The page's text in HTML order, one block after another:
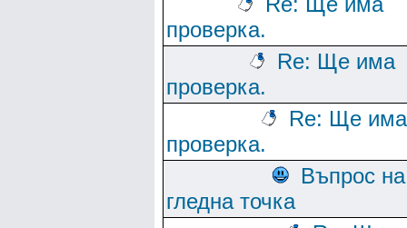
проверка.
Re: Ще има
проверка.
Re: Ще има
проверка.
Въпрос на
гледна точка